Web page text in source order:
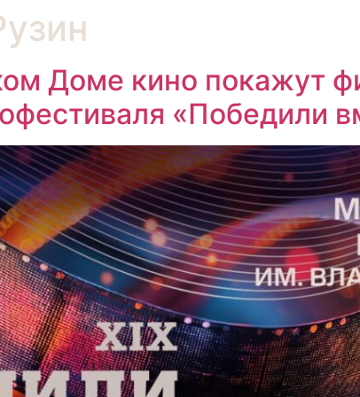
Доме кино покажут
«Победили